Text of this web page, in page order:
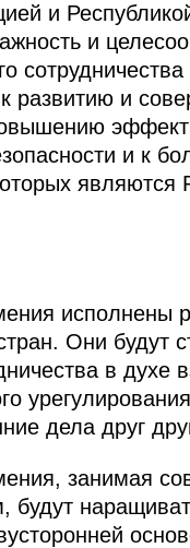
и
и
сотрудничества
развитию и
и к
являются
исполнены
Они будут
в духе
дела друг
занимая